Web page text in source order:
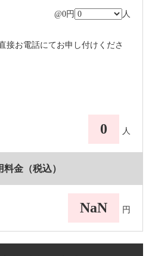
@0円 人
接お電話にてお申し付けくださ
0 人
料金（税込）
NaN 円